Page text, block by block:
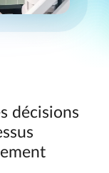
décisions